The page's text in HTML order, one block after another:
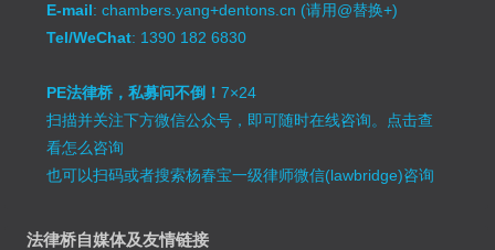
E-mail: chambers.yang+dentons.cn (请用@替换+)
Tel/WeChat: 1390 182 6830
PE法律桥，私募问不倒！7×24
扫描并关注下方微信公众号，即可随时在线咨询。 点击查
看怎么咨询
也可以扫码或者搜索杨春宝一级律师微信(lawbridge)咨询
法律桥自媒体及友情链接